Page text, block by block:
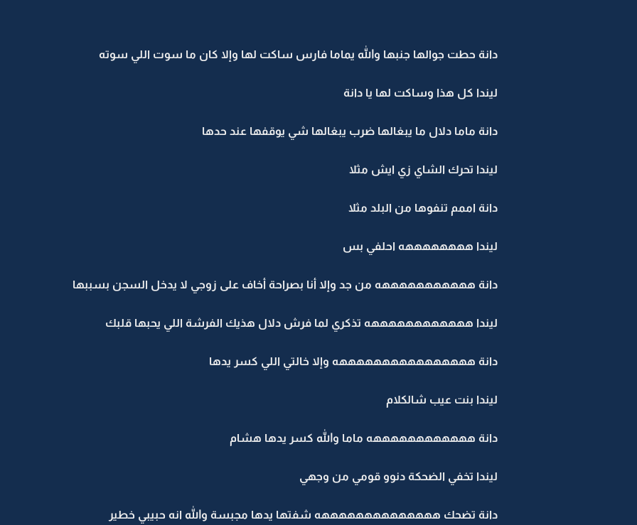
دانة حطت جوالها جنبها والله يماما فارس ساكت لها وإلا كان ما سوت اللي سوته
ليندا كل هذا وساكت لها يا دانة
دانة ماما دلال ما يبغالها ضرب يبغالها شي يوقفها عند حدها
ليندا تحرك الشاي زي ايش مثلا
دانة اممم تنفوها من البلد مثلا
ليندا ههههههههه احلفي بس
دانة هههههههههههه من جد وإلا أنا بصراحة أخاف على زوجي لا يدخل السجن بسببها
ليندا ههههههههههههه تذكري لما فرش دلال هذيك الفرشة اللي يحبها قلبك
دانة ههههههههههههههههه وإلا خالتي اللي كسر يدها
ليندا بنت عيب شالكلام
دانة ههههههههههههه ماما والله كسر يدها هشام
ليندا تخفي الضحكة دنوو قومي من وجهي
دانة تضحك ههههههههههههههه شفتها يدها مجبسة والله انه حبيبي خطير